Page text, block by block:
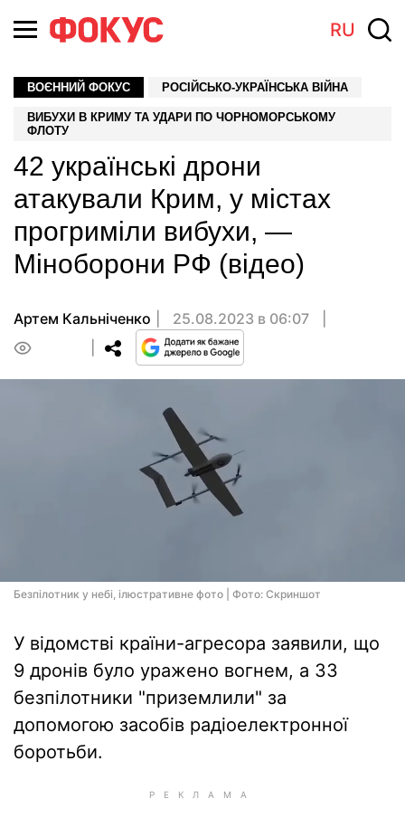
RU
ВОЄННИЙ ФОКУС РОСІЙСЬКО-УКРАЇНСЬКА ВІЙНА
ВИБУХИ В КРИМУ ТА УДАРИ ПО ЧОРНОМОРСЬКОМУ
ФЛОТУ
42 українські дрони
атакували Крим, у містах
прогриміли вибухи, —
Міноборони РФ (відео)
Артем Кальніченко
25.08.2023 в 06:07
Безпілотник у небі, ілюстративне фото | Фото: Скриншот
У відомстві країни-агресора заявили, що
9 дронів було уражено вогнем, а 33
безпілотники "приземлили" за
допомогою засобів радіоелектронної
боротьби.